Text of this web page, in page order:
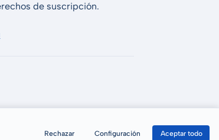
de suscripción.
Rechazar Configuración Aceptar todo